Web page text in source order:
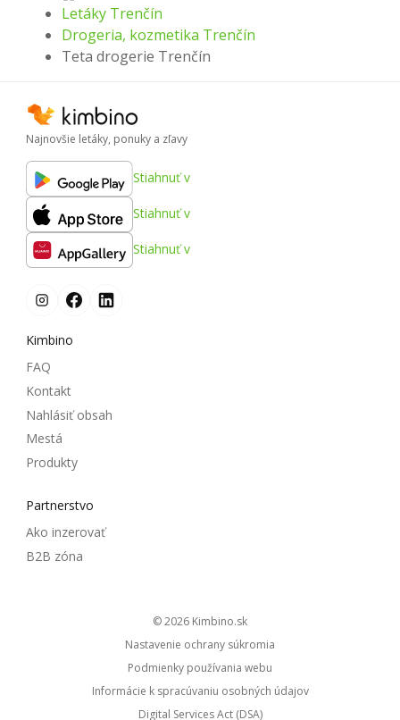
Letáky Trenčín
Drogeria, kozmetika Trenčín
Teta drogerie Trenčín
Najnovšie letáky, ponuky a zľavy
Stiahnuť v
Stiahnuť v
Stiahnuť v
Kimbino
FAQ
Kontakt
Nahlásiť obsah
Mestá
Produkty
Partnerstvo
Ako inzerovať
B2B zóna
© 2026
kimbino.sk
Nastavenie ochrany súkromia
Podmienky používania webu
Informácie k spracúvaniu osobných údajov
Digital Services Act (DSA)